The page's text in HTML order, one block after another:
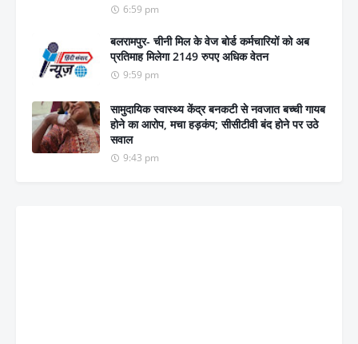
6:59 pm
बलरामपुर- चीनी मिल के वेज बोर्ड कर्मचारियों को अब
प्रतिमाह मिलेगा 2149 रुपए अधिक वेतन
9:59 pm
सामुदायिक स्वास्थ्य केंद्र बनकटी से नवजात बच्ची गायब
होने का आरोप, मचा हड़कंप; सीसीटीवी बंद होने पर उठे
सवाल
9:43 pm